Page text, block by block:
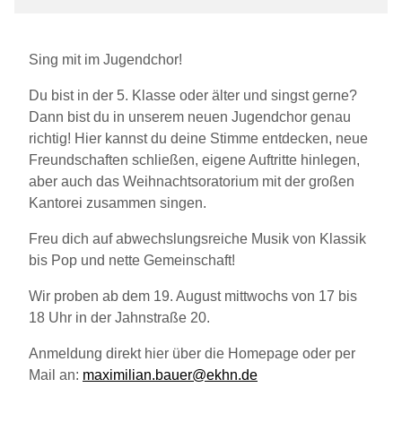
Sing mit im Jugendchor!
Du bist in der 5. Klasse oder älter und singst gerne?
Dann bist du in unserem neuen Jugendchor genau
richtig! Hier kannst du deine Stimme entdecken, neue
Freundschaften schließen, eigene Auftritte hinlegen,
aber auch das Weihnachtsoratorium mit der großen
Kantorei zusammen singen.
Freu dich auf abwechslungsreiche Musik von Klassik
bis Pop und nette Gemeinschaft!
Wir proben ab dem 19. August mittwochs von 17 bis
18 Uhr in der Jahnstraße 20.
Anmeldung direkt hier über die Homepage oder per
Mail an: maximilian.bauer@ekhn.de